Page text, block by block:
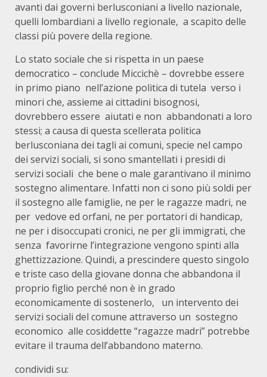
avanti dai governi berlusconiani a livello nazionale,
quelli lombardiani a livello regionale, a scapito delle
classi più povere della regione.
Lo stato sociale che si rispetta in un paese
democratico – conclude Miccichè – dovrebbe essere
in primo piano nell’azione politica di tutela verso i
minori che, assieme ai cittadini bisognosi,
dovrebbero essere aiutati e non abbandonati a loro
stessi; a causa di questa scellerata politica
berlusconiana dei tagli ai comuni, specie nel campo
dei servizi sociali, si sono smantellati i presidi di
servizi sociali che bene o male garantivano il minimo
sostegno alimentare. Infatti non ci sono più soldi per
il sostegno alle famiglie, ne per le ragazze madri, ne
per vedove ed orfani, ne per portatori di handicap,
ne per i disoccupati cronici, ne per gli immigrati, che
senza favorirne l’integrazione vengono spinti alla
ghettizzazione. Quindi, a prescindere questo singolo
e triste caso della giovane donna che abbandona il
proprio figlio perché non è in grado
economicamente di sostenerlo, un intervento dei
servizi sociali del comune attraverso un sostegno
economico alle cosiddette “ragazze madri” potrebbe
evitare il trauma dell’abbandono materno.
condividi su: